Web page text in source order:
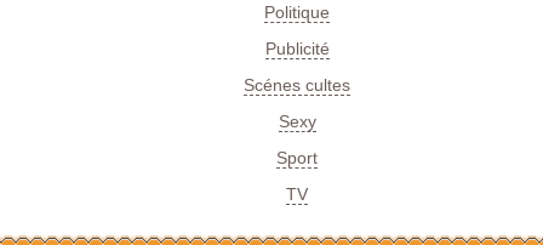
Politique
Publicité
Scénes cultes
Sexy
Sport
TV